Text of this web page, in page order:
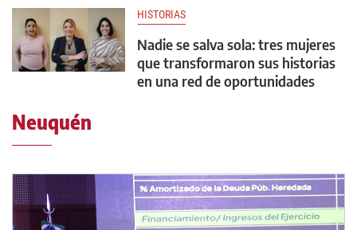
HISTORIAS
Nadie se salva sola: tres mujeres
que transformaron sus historias
en una red de oportunidades
Neuquén